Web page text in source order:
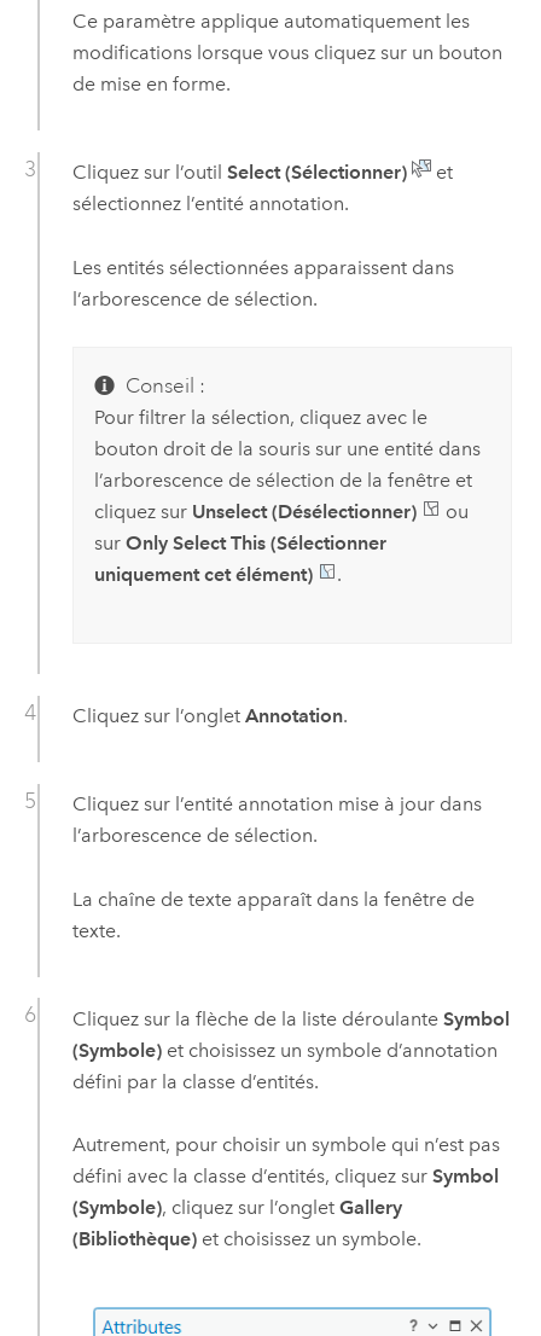
Ce paramètre applique automatiquement les
modifications lorsque vous cliquez sur un bouton
de mise en forme.
Cliquez sur l’outil Select (Sélectionner)
et
sélectionnez l’entité annotation.
Les entités sélectionnées apparaissent dans
l’arborescence de sélection.
Conseil :
Pour filtrer la sélection, cliquez avec le
bouton droit de la souris sur une entité dans
l’arborescence de sélection de la fenêtre et
cliquez sur Unselect (Désélectionner)
ou
sur Only Select This (Sélectionner
uniquement cet élément)
.
Cliquez sur l’onglet Annotation.
Cliquez sur l’entité annotation mise à jour dans
l’arborescence de sélection.
La chaîne de texte apparaît dans la fenêtre de
texte.
Cliquez sur la flèche de la liste déroulante Symbol
(Symbole)et choisissez un symbole d’annotation
défini par la classe d’entités.
Autrement, pour choisir un symbole qui n’est pas
défini avec la classe d’entités, cliquez sur Symbol
(Symbole), cliquez sur l’onglet Gallery
(Bibliothèque)et choisissez un symbole.